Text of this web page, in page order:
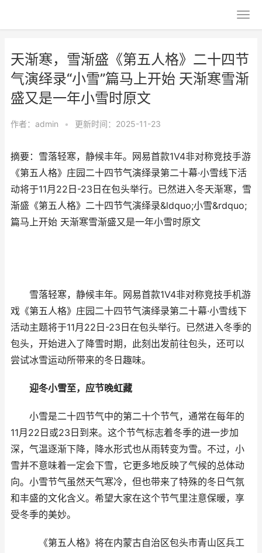
天渐寒，雪渐盛《第五人格》二十四节
气演绎录“小雪”篇马上开始 天渐寒雪渐
盛又是一年小雪时原文
作者： admin • 更新时间：2025-11-23
摘要：雪落轻寒，静候丰年。网易首款1V4非对称竞技手游
《第五人格》庄园二十四节气演绎录第二十幕·小雪线下活
动将于11月22日-23日在包头举行。已然进入冬天渐寒，雪
渐盛《第五人格》二十四节气演绎录&ldquo;小雪&rdquo;
篇马上开始 天渐寒雪渐盛又是一年小雪时原文
雪落轻寒，静候丰年。网易首款1V4非对称竞技手机游
戏《第五人格》庄园二十四节气演绎录第二十幕·小雪线下
活动主题将于11月22日-23日在包头举行。已然进入冬季的
包头，开始进入了降雪时期，此刻出发前往包头，还可以
尝试冰雪运动所带来的冬日趣味。
迎冬小雪至，应节晚虹藏
小雪是二十四节气中的第二十个节气，通常在每年的
11月22日或23日到来。这个节气标志着冬季的进一步加
深，气温逐渐下降，降水形式也从雨转变为雪。不过，小
雪并不意味着一定会下雪，它更多地反映了气候的总体动
向。小雪节气虽然天气寒冷，但也带来了特殊的冬日气氛
和丰盛的文化含义。希望大家在这个节气里注意保暖，享
受冬季的美妙。
《第五人格》将在内蒙古自治区包头市青山区兵工